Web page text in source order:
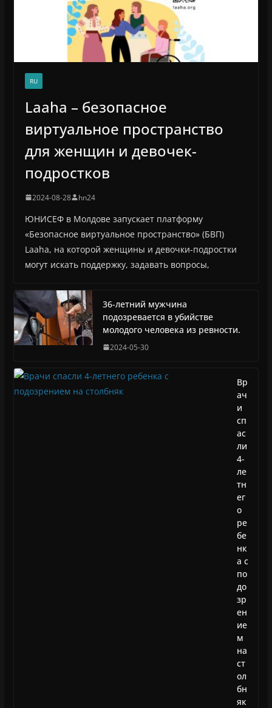
RU
Laaha – безопасное
виртуальное пространство
для женщин и девочек-
подростков
2024-08-28 hn24
ЮНИСЕФ в Молдове запускает платформу
«Безопасное виртуальное пространство» (БВП)
Laaha, на которой женщины и девочки-подростки
могут искать поддержку, задавать вопросы,
36-летний мужчина
подозревается в убийстве
молодого человека из ревности.
2024-05-30
Вр
ач
и
сп
ас
ли
4-
ле
тн
ег
о
ре
бе
нк
а с
по
до
зр
ен
ие
м
на
ст
ол
бн
як